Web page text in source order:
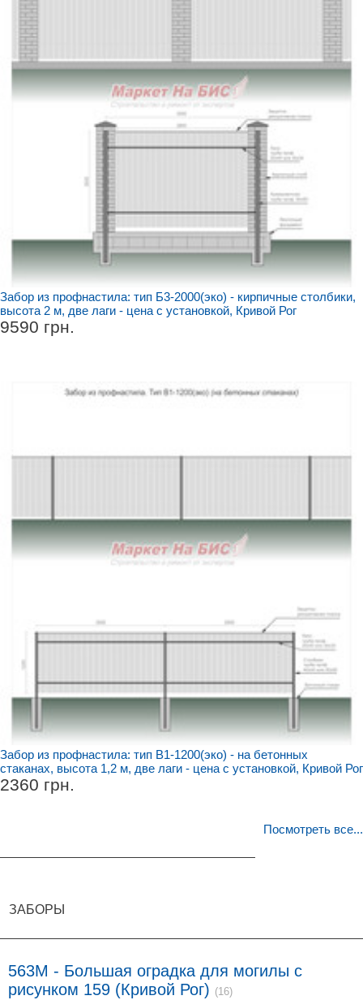
Забор из профнастила: тип Б3-2000(эко) - кирпичные столбики,
высота 2 м, две лаги - цена с установкой, Кривой Рог
9590 грн.
Забор из профнастила: тип В1-1200(эко) - на бетонных
стаканах, высота 1,2 м, две лаги - цена с установкой, Кривой Рог
2360 грн.
Посмотреть все...
ЗАБОРЫ
563M - Большая оградка для могилы с
рисунком 159 (Кривой Рог) (16)